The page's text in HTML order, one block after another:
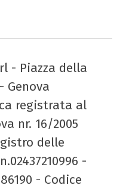
- Piazza della
registrata al
nr. 16/2005
delle
-
- Codice